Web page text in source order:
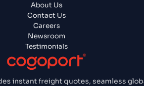
instant freight quotes, seamless
About Us
Contact Us
Careers
Newsroom
Testimonials